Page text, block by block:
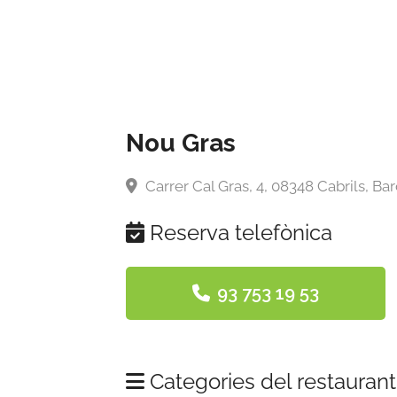
Nou Gras
Carrer Cal Gras, 4, 08348 Cabrils,
Reserva telefònica
93 753 19 53
Categories del restaurant